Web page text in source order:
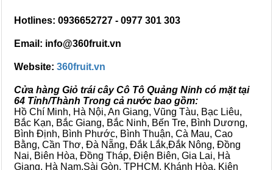
Hotlines: 0936652727 - 0977 301 303
Email: info@360fruit.vn
Website: 360fruit.vn
Cửa hàng Giỏ trái cây Cô Tô Quảng Ninh có mặt tại
64 Tỉnh/Thành Trong cả nước bao gồm:
Hồ Chí Minh, Hà Nội, An Giang, Vũng Tàu, Bạc Liêu,
Bắc Kạn, Bắc Giang, Bắc Ninh, Bến Tre, Bình Dương,
Bình Định, Bình Phước, Bình Thuận, Cà Mau, Cao
Bằng, Cần Thơ, Đà Nẵng, Đắk Lắk,Đắk Nông, Đồng
Nai, Biên Hòa, Đồng Tháp, Điện Biên, Gia Lai, Hà
Giang, Hà Nam,Sài Gòn, TPHCM, Khánh Hòa, Kiên